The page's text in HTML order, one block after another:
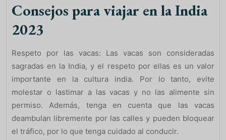
Consejos para viajar en la India
2023
Respeto por las vacas: Las vacas son consideradas
sagradas en la India, y el respeto por ellas es un valor
importante en la cultura india. Por lo tanto, evite
molestar o lastimar a las vacas y no las alimente sin
permiso. Además, tenga en cuenta que las vacas
deambulan libremente por las calles y pueden bloquear
el tráfico, por lo que tenga cuidado al conducir.